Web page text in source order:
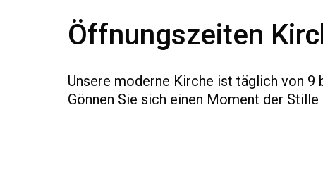
Öffnungszeiten
Unsere moderne Kirche ist täglich von
Gönnen Sie sich einen Moment der Stille